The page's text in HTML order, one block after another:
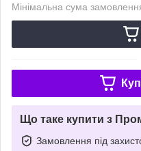
Мінімальна сума
Що таке купити з
Замовлення під